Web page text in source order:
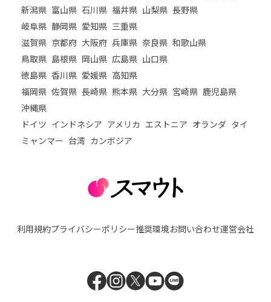
新潟県 富山県 石川県 福井県 山梨県 長野県
岐阜県 静岡県 愛知県 三重県
滋賀県 京都府 大阪府 兵庫県 奈良県 和歌山県
鳥取県 島根県 岡山県 広島県 山口県
徳島県 香川県 愛媛県 高知県
福岡県 佐賀県 長崎県 熊本県 大分県 宮崎県 鹿児島県
沖縄県
ドイツ インドネシア アメリカ エストニア オランダ タイ
ミャンマー 台湾 カンボジア
利用規約プライバシーポリシー推奨環境お問い合わせ運営会社